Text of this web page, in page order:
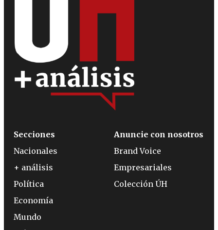
Secciones
Nacionales
+ análisis
Política
Economía
Mundo
Anuncie con nosotros
Brand Voice
Empresariales
Colección ÚH